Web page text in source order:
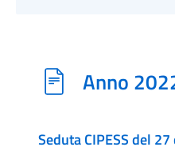
Anno
Seduta CIPESS del